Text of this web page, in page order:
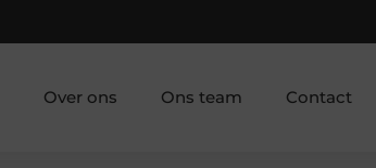
Over ons Ons team Contact